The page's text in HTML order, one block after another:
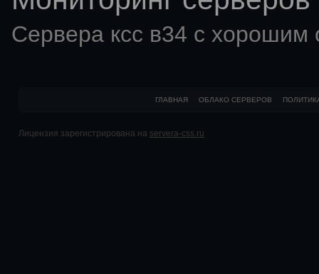
Сервера ксс в34 с хорошим
ГЛАВНАЯ ОБЛАКО СЕРВЕРОВ
Лицензия зарегистрирована на servera-css.ru